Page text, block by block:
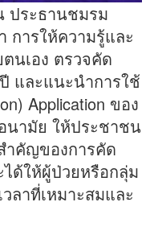
ประธานชมรม
การให้ความรู้และ
นเอง ตรวจคัด
และแนะนำการใช้
Application ของ
นามัย ให้ประชาชน
ำคัญของการคัด
ได้ให้ผู้ป่วยหรือกลุ่ม
ลาที่เหมาะสมและ